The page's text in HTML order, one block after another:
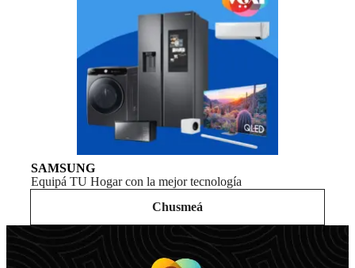
SAMSUNG
Equipá TU Hogar con la mejor tecnología
Chusmeá